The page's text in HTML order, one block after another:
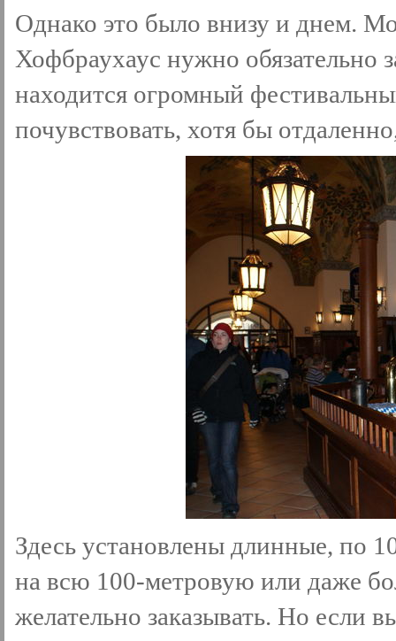
Однако это было внизу и днем.
Хофбраухаус нужно обязательно
находится огромный
почувствовать, хотя бы
Здесь установлены длинные, по
на всю 100-метровую или даже
желательно заказывать. Но если